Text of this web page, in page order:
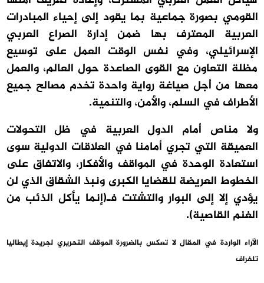
القومي بصورة جماعية بما يقود إلى إحياء المبادرات
العربية المعترف بها ضمن إدارة الصراع العربي
الإسرائيلي، وفي نفس الوقت العمل على توسيع
مظلة التعاون مع القوى الصاعدة حول العالم، والعمل
معها من أجل صياغة رواية واحدة تخدم مصالح جميع
الأطراف في السلم، والأمن، والتنمية.
ولا مناص أمام الدول العربية في ظل التحولات
العميقة التي تجري أمامنا في العلاقات الدولية سوى
استعادة الوحدة في المواقف والأفكار، والاتفاق على
الخطوط العريضة للقضايا الكبرى ونبذ الشقاق الذي لن
يؤدي إلا إلى البوار والتشتت فـ(إنما يأكل الذئب من
الغنم القاصية).
الآراء الواردة في المقال لا تعكس بالضرورة الموقف التحريري لجريدة إيطاليا
تلغراف